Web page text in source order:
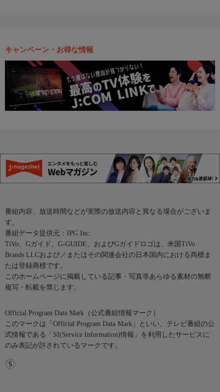
キャンペーン・お得な情報
番組内容、放送時間などが実際の放送内容と異なる場合がございま
す。
番組データ提供元：IPG Inc.
TiVo、Gガイド、G-GUIDE、およびGガイドロゴは、米国TiVo
Brands LLCおよび／またはその関連会社の日本国内における商標ま
たは登録商標です。
このホームページに掲載している記事・写真等あらゆる素材の無断
複写・転載を禁じます。
Official Program Data Mark（公式番組情報マーク）
このマークは「Official Program Data Mark」といい、テレビ番組の公
式情報である「SI(Service Information)情報」を利用したサービスに
のみ表記が許されているマークです。